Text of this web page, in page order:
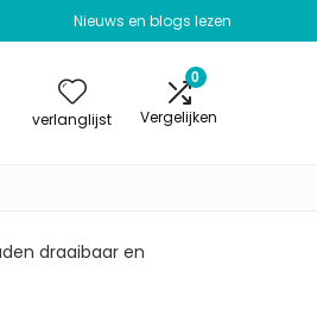
Nieuws en blogs lezen
verlanglijst
0
Vergelijken
draaibaar en